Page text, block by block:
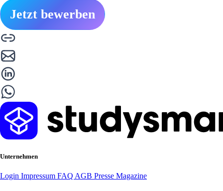
Jetzt bewerben
Unternehmen
Login Impressum FAQ AGB Presse Magazine